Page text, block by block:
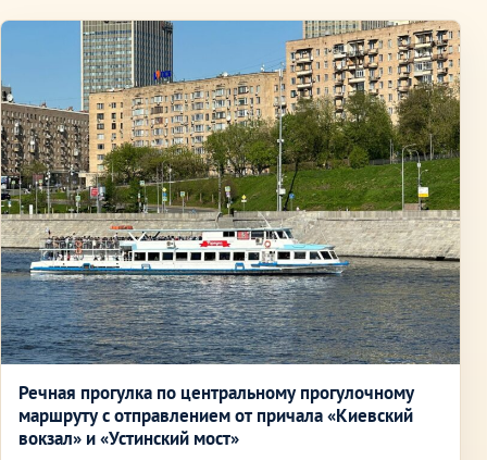
Речная прогулка по центральному прогулочному
маршруту с отправлением от причала «Киевский
вокзал» и «Устинский мост»